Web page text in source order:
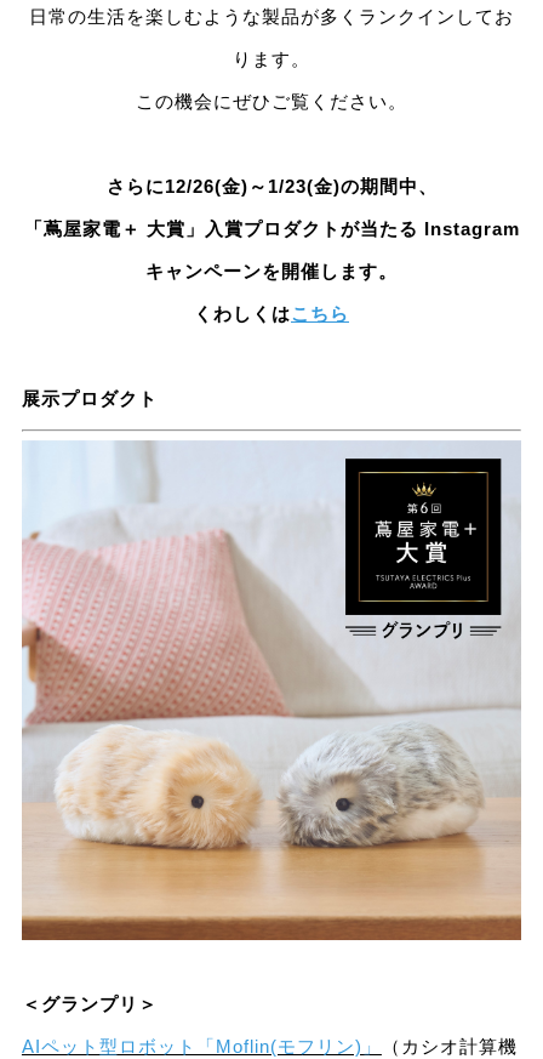
日常の生活を楽しむような製品が多くランクインしてお
ります。
この機会にぜひご覧ください。
さらに12/26(金)～1/23(金)の期間中、
「蔦屋家電＋ 大賞」入賞プロダクトが当たる Instagram
キャンペーンを開催します。
くわしくはこちら
展示プロダクト
＜グランプリ＞
AIペット型ロボット「Moflin(モフリン)」 （カシオ計算機